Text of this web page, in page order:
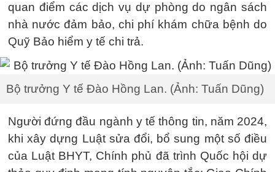
quan điểm các dịch vụ dự phòng do ngân sách
nhà nước đảm bảo, chi phí khám chữa bệnh do
Quỹ Bảo hiểm y tế chi trả.
Bộ trưởng Y tế Đào Hồng Lan. (Ảnh: Tuấn Dũng)
Người đứng đầu ngành y tế thông tin, năm 2024,
khi xây dựng Luật sửa đổi, bổ sung một số điều
của Luật BHYT, Chính phủ đã trình Quốc hội dự